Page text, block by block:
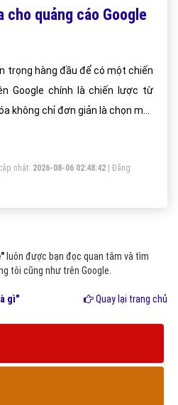
quảng cáo Google
trọng hàng đầu để có một chiến
Google chính là chiến lược từ
không chỉ đơn giản là chọn một
nhật: 2026-08-06 02:48:42
Đăng
luôn được bạn đọc quan tâm và tìm
tôi cũng như trên Google.
gì" Quay lại trang chủ